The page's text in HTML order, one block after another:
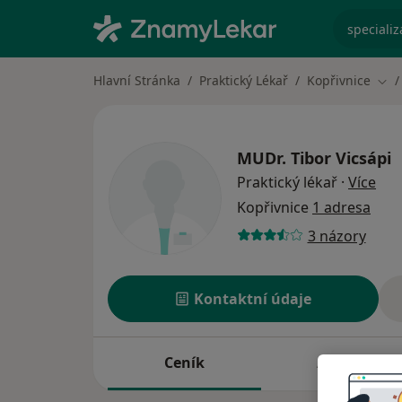
Hlavní Stránka Praktický Lékař Kopřivnice
MUDr. Tibor Vicsápi
Praktický lékař · Více
Kopřivnice 1 adresa
3 názory
Kontaktní údaje
Ceník Adresy